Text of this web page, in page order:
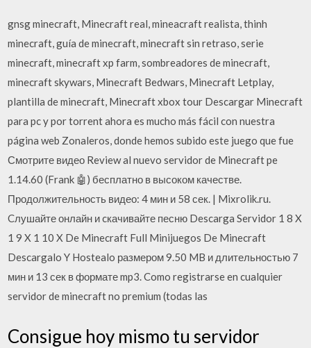
gnsg minecraft, Minecraft real, mineacraft realista, thinh
minecraft, guía de minecraft, minecraft sin retraso, serie
minecraft, minecraft xp farm, sombreadores de minecraft,
minecraft skywars, Minecraft Bedwars, Minecraft Letplay,
plantilla de minecraft, Minecraft xbox tour Descargar Minecraft
para pc y por torrent ahora es mucho más fácil con nuestra
página web Zonaleros, donde hemos subido este juego que fue
Смотрите видео Review al nuevo servidor de Minecraft pe
1.14.60 (Frank 🤖) бесплатно в высоком качестве.
Продолжительность видео: 4 мин и 58 сек. | Mixrolik.ru.
Cлушайте онлайн и cкачивайте песню Descarga Servidor 1 8 X
1 9 X 1 10 X De Minecraft Full Minijuegos De Minecraft
Descargalo Y Hostealo размером 9.50 MB и длительностью 7
мин и 13 сек в формате mp3. Como registrarse en cualquier
servidor de minecraft no premium (todas las
Consigue hoy mismo tu servidor